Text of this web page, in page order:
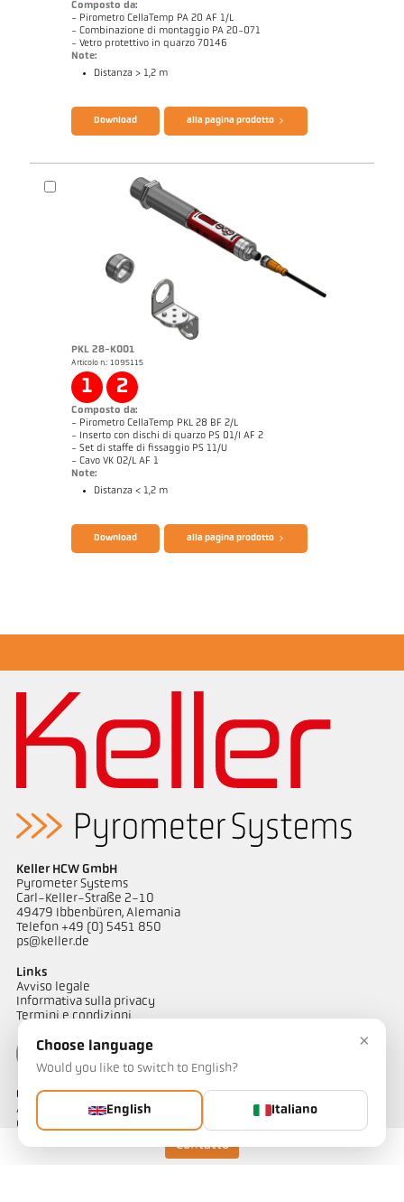
Contatto
Composto da:
- Pirometro CellaTemp PA 20 AF 1/L
- Combinazione di montaggio PA 20-071
- Vetro protettivo in quarzo 70146
Note:
Distanza > 1,2 m
Catalogo CellaTemp PA
Download alla pagina prodotto
PKL 28-K001
Articolo n.: 1095115
1 2
Composto da:
- Pirometro CellaTemp PKL 28 BF 2/L
- Inserto con dischi di quarzo PS 01/I AF 2
- Set di staffe di fissaggio PS 11/U
- Cavo VK 02/L AF 1
Note:
Distanza < 1,2 m
Catalogo CellaTemp PK PKF PKL
Disegno PKL 28-K001
Download alla pagina prodotto
Keller HCW GmbH
Pyrometer Systems
Carl-Keller-Straße 2-10
49479 Ibbenbüren, Alemania
Telefon +49 (0) 5451 850
ps@keller.de
Links
Avviso legale
Informativa sulla privacy
Termini e condizioni
Contatto
Avete domande riguardo alle nostre soluzioni di misurazione
della temperatura? Il nostro team è a vostra disposizione per
×
Choose language
Would you like to switch to English?
English Italiano